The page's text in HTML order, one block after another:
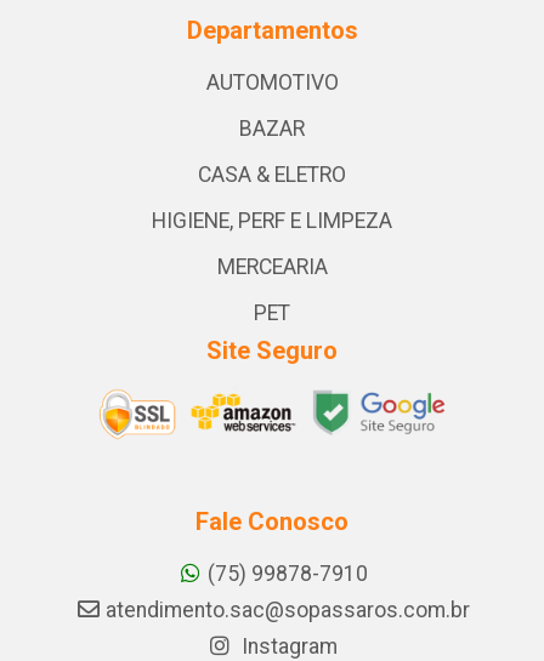
Departamentos
AUTOMOTIVO
BAZAR
CASA & ELETRO
HIGIENE, PERF E LIMPEZA
MERCEARIA
PET
Site Seguro
Fale Conosco
(75) 99878-7910
atendimento.sac@sopassaros.com.br
Instagram